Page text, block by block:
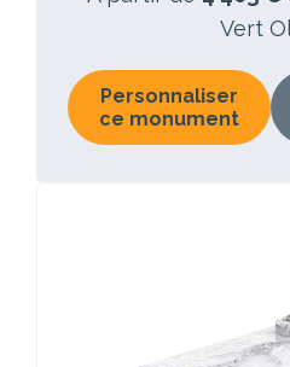
Vert
Personnaliser
ce monument